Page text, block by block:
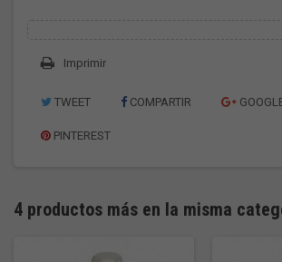
Imprimir
TWEET COMPARTIR
PINTEREST
4 productos más en la misma